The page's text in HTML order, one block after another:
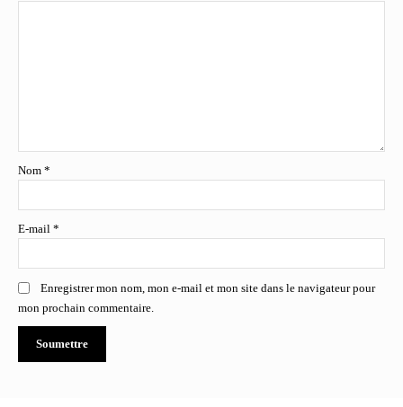
Nom *
E-mail *
Enregistrer mon nom, mon e-mail et mon site dans le navigateur pour
mon prochain commentaire.